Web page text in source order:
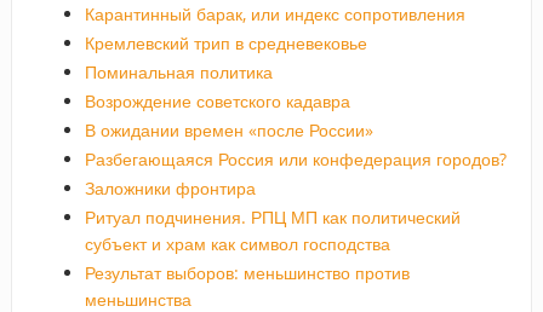
Карантинный барак, или индекс сопротивления
Кремлевский трип в средневековье
Поминальная политика
Возрождение советского кадавра
В ожидании времен «после России»
Разбегающаяся Россия или конфедерация городов?
Заложники фронтира
Ритуал подчинения. РПЦ МП как политический
субъект и храм как символ господства
Результат выборов: меньшинство против
меньшинства